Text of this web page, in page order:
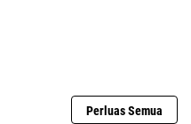
Perluas Semua